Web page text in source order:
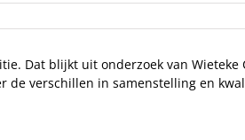
Dat blijkt uit onderzoek van Wieteke
de verschillen in samenstelling en